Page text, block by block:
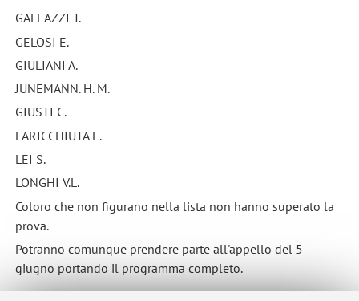
GALEAZZI T.
GELOSI E.
GIULIANI A.
JUNEMANN. H. M.
GIUSTI C.
LARICCHIUTA E.
LEI S.
LONGHI V.L.
Coloro che non figurano nella lista non hanno superato la
prova.
Potranno comunque prendere parte all'appello del 5
giugno portando il programma completo.